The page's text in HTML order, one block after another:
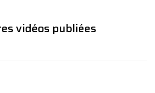
vidéos publiées